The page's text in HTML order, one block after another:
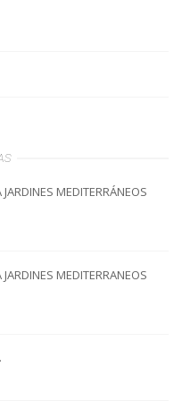
MEDITERRÁNEOS
MEDITERRANEOS